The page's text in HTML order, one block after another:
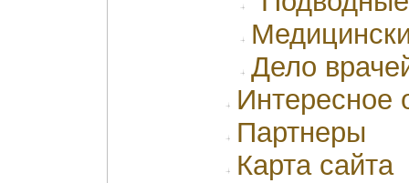
Дело
Интересное
Партнеры
Карта сайта